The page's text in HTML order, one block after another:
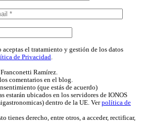
el tratamiento y gestión de los datos
de Privacidad.
Ramírez.
comentarios en el blog.
(que estás de acuerdo)
ubicados en los servidores de IONOS
dentro de la UE. Verpolítica de
tienes derecho, entre otros, a acceder, rectificar,